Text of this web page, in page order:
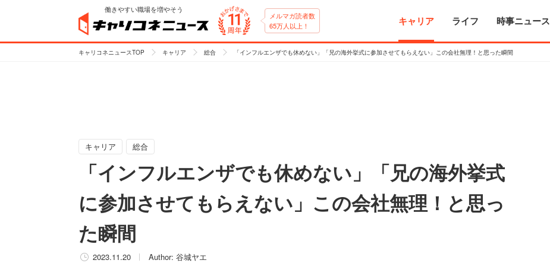
働きやすい職場を増やそう
メルマガ読者数
65万人以上！
キャリア ライフ 時事ニュース
キャリコネニュースTOP キャリア 総合 「インフルエンザでも休めない」「兄の海外挙式に参加させてもらえない」この会社無理！と思った瞬間
キャリア 総合
「インフルエンザでも休めない」「兄の海外挙式
に参加させてもらえない」この会社無理！と思っ
た瞬間
2023.11.20 Author: 谷城ヤエ